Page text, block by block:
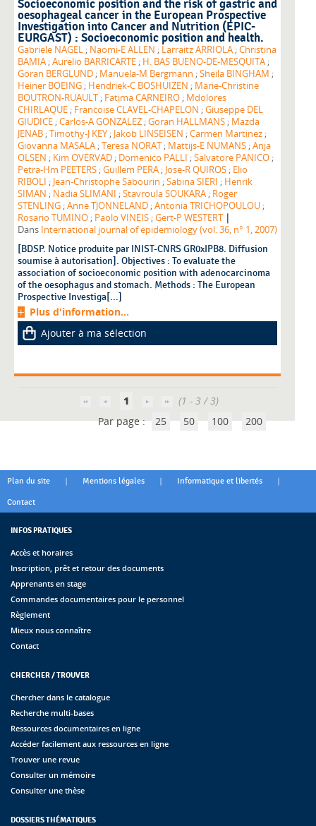
Socioeconomic position and the risk of gastric and
oesophageal cancer in the European Prospective
Investigation into Cancer and Nutrition (EPIC-
EURGAST) : Socioeconomic position and health.
Gabriele NAGEL ; Naomi-E ALLEN ; Larraitz ARRIOLA ;Christina
BAMIA ;Aurelio BARRICARTE ; H. BAS BUENO-DE-MESQUITA ;
Göran BERGLUND ; Manuela-M Bergmann ;Sheila BINGHAM ;
Heiner BOEING ; Hendriek-C BOSHUIZEN ; Marie-Christine
BOUTRON-RUAULT ; Fatima CARNEIRO ; Mdolores
CHIRLAQUE ; Francoise CLAVEL-CHAPELON ;Giuseppe DEL
GIUDICE ;Carlos-A GONZALEZ ;Goran HALLMANS ; Mazda
JENAB ;Timothy-J KEY ; Jakob LINSEISEN ;Carmen Martinez ;
Giovanna MASALA ;Teresa NORAT ; Mattijs-E NUMANS ;Anja
OLSEN ; Kim OVERVAD ; Domenico PALLI ;Salvatore PANICO ;
Petra-Hm PEETERS ;Guillem PERA ; Jose-R QUIROS ; Elio
RIBOLI ; Jean-Christophe Sabourin ;Sabina SIERI ; Henrik
SIMAN ; Nadia SLIMANI ;Stavroula SOUKARA ; Roger
STENLING ;Anne TJONNELAND ;Antonia TRICHOPOULOU ;
Rosario TUMINO ; Paolo VINEIS ;Gert-P WESTERT |
Dans International journal of epidemiology (vol. 36, n° 1, 2007)
[BDSP. Notice produite par INIST-CNRS GR0xIPB8. Diffusion
soumise à autorisation]. Objectives : To evaluate the
association of socioeconomic position with adenocarcinoma
of the oesophagus and stomach. Methods : The European
Prospective Investiga[...]
Plus d'information...
Ajouter à ma sélection
1
(1 - 3 / 3)
Par page : 25 50 100 200
Plan du site | Mentions légales | Informatique et libertés |
Contact
INFOS PRATIQUES
Accès et horaires
Inscription, prêt et retour des documents
Apprenants en stage
Commandes documentaires pour le personnel
Règlement
Mieux nous connaître
Contact
CHERCHER / TROUVER
Chercher dans le catalogue
Recherche multi-bases
Ressources documentaires en ligne
Accéder facilement aux ressources en ligne
Trouver une revue
Consulter un mémoire
Consulter une thèse
DOSSIERS THÉMATIQUES